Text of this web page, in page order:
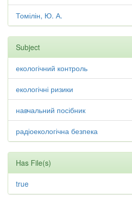
Томілін, Ю. А.
Subject
екологічний контроль
екологічні ризики
навчальний посібник
радіоекологічна безпека
Has File(s)
true